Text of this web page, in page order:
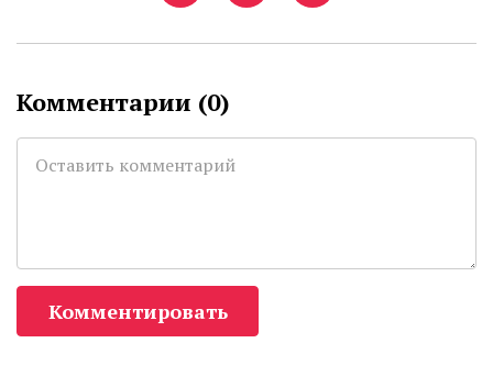
Комментарии (0)
Комментировать